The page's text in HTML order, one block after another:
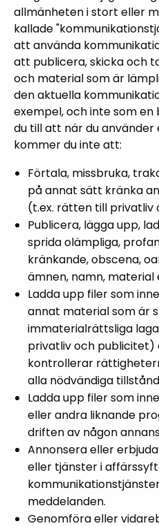
allmänheten i stort eller
kallade
att använda
att publicera, skicka och
och material som är
den aktuella
exempel, och inte som
du till att när du
kommer du inte att:
Förtala, missbruka,
på annat sätt kränka
(t.ex. rätten till privatliv
Publicera, lägga upp,
sprida olämpliga,
kränkande, obscena,
ämnen, namn, material
Ladda upp filer som
annat material som är
immaterialrättsliga
privatliv och publicitet)
kontrollerar
alla nödvändiga
Ladda upp filer som
eller andra liknande
driften av någon
Annonsera eller
eller tjänster i
meddelanden.
Genomföra eller